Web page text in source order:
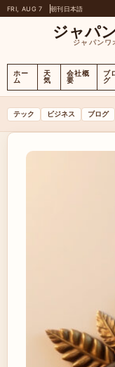
FRI, AUG 7 朝刊日本語
ジャパ
ジャパンワ
ホー
ム
天
気
会社概
要
ブ
グ
テック ビジネス ブログ